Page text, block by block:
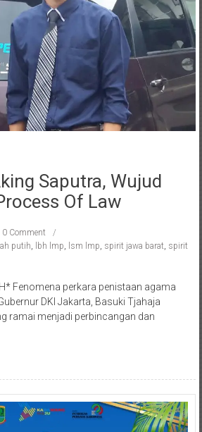
Saputra, Wujud
Of Law
0 Comment
putih, lbh lmp, lsm lmp, spirit jawa barat, spirit
Fenomena perkara penistaan agama
DKI Jakarta, Basuki Tjahaja
ramai menjadi perbincangan dan